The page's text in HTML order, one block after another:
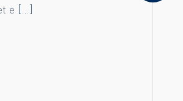
e […]